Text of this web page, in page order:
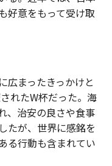
好意をもって受け取
広まったきっかけと
れたW杯だった。海
、治安の良さや食事
たが、世界に感銘を
る行動も含まれてい